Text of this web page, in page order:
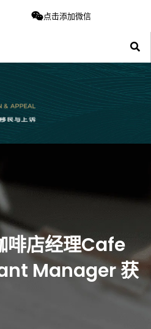
点击添加微信
啡店经理Cafe
Manager 获